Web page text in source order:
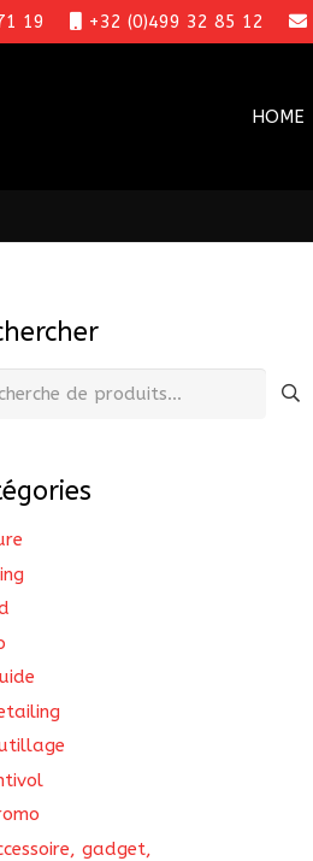
19 +32 (0)499 32 85 12
HOME
gadget,